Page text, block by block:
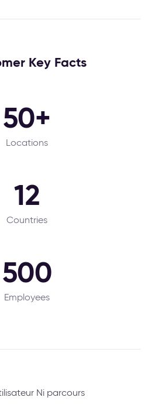
Key Facts
50+
Locations
12
Countries
500
Employees
Ni parcours